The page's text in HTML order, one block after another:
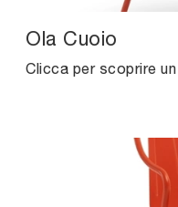
Ola Cuoio